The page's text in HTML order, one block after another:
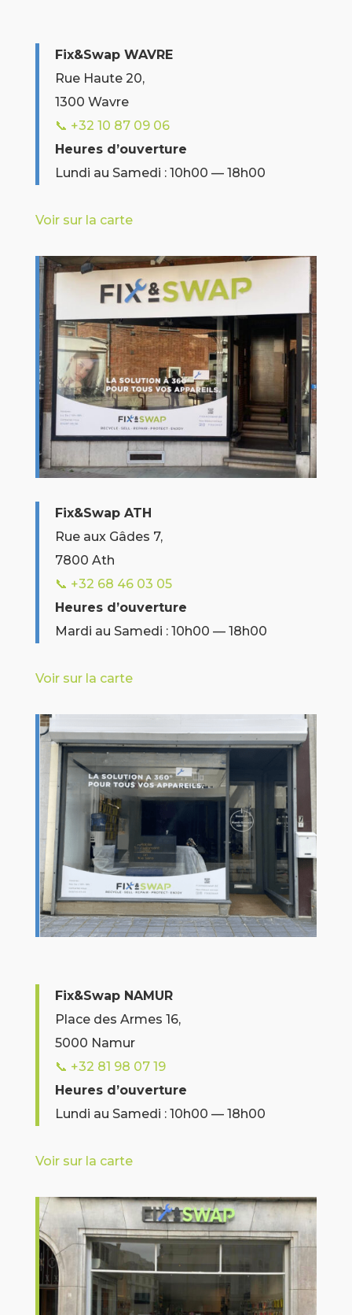
Fix&Swap WAVRE
Rue Haute 20,
1300 Wavre
📞 +32 10 87 09 06
Heures d’ouverture
Lundi au Samedi : 10h00 — 18h00
Voir sur la carte
Fix&Swap ATH
Rue aux Gâdes 7,
7800 Ath
📞 +32 68 46 03 05
Heures d’ouverture
Mardi au Samedi : 10h00 — 18h00
Voir sur la carte
Fix&Swap NAMUR
Place des Armes 16,
5000 Namur
📞 +32 81 98 07 19
Heures d’ouverture
Lundi au Samedi : 10h00 — 18h00
Voir sur la carte